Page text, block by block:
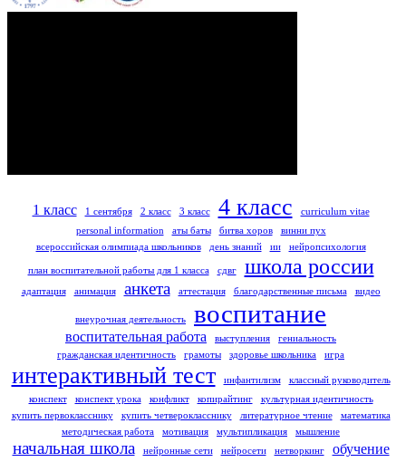
1 класс 1 сентября 2 класс 3 класс 4 класс
curriculum vitae
personal information
аты баты битва хоров
винни пух
всероссийская олимпиада школьников
день знаний ии нейропсихология
план воспитательной работы для 1 класса сдвг школа россии
адаптация анимация анкета аттестация благодарственные письма видео
внеурочная деятельность воспитание
воспитательная работа выступления
гениальность
гражданская идентичность
грамоты здоровье школьника игра
интерактивный тест инфантилизм
классный руководитель
конспект
конспект урока конфликт копирайтинг
культурная идентичность
купить первокласснику
купить четверокласснику литературное чтение
математика
методическая работа
мотивация мультипликация мышление
начальная школа нейронные сети нейросети нетворкинг обучение